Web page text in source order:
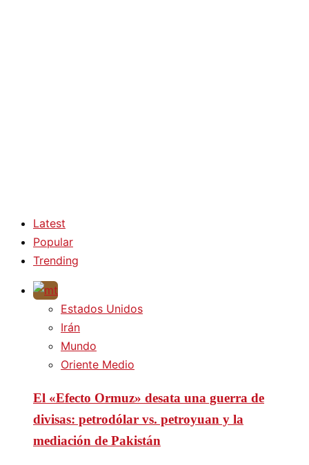
Latest
Popular
Trending
Estados Unidos
Irán
Mundo
Oriente Medio
El «Efecto Ormuz» desata una guerra de
divisas: petrodólar vs. petroyuan y la
mediación de Pakistán